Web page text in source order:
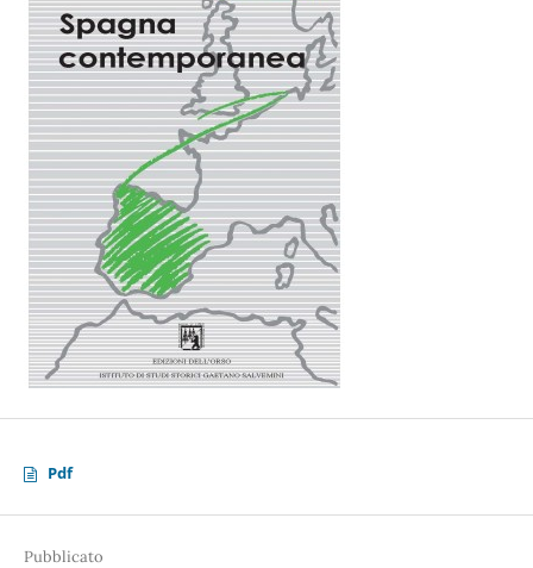
Pdf
Pubblicato